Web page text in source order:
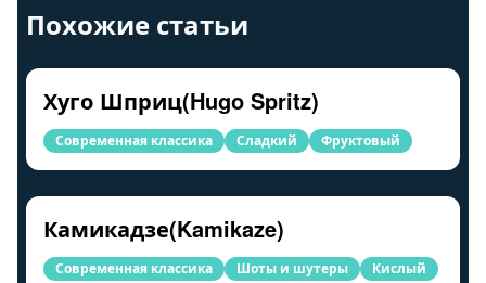
Похожие статьи
Хуго Шприц(Hugo Spritz)
Современная классика Сладкий Фруктовый
Камикадзе(Kamikaze)
Современная классика Шоты и шутеры Кислый